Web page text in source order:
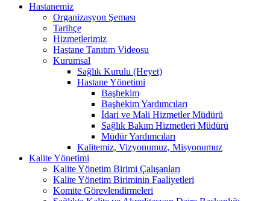
Hastanemiz
Organizasyon Şeması
Tarihçe
Hizmetlerimiz
Hastane Tanıtım Videosu
Kurumsal
Sağlık Kurulu (Heyet)
Hastane Yönetimi
Başhekim
Başhekim Yardımcıları
İdari ve Mali Hizmetler Müdürü
Sağlık Bakım Hizmetleri Müdürü
Müdür Yardımcıları
Kalitemiz, Vizyonumuz, Misyonumuz
Kalite Yönetimi
Kalite Yönetim Birimi Çalışanları
Kalite Yönetim Biriminin Faaliyetleri
Komite Görevlendirmeleri